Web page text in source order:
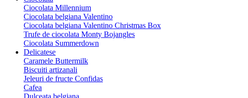
Ciocolata Millennium
Ciocolata belgiana Valentino
Ciocolata belgiana Valentino Christmas Box
Trufe de ciocolata Monty Bojangles
Ciocolata Summerdown
Delicatese
Caramele Buttermilk
Biscuiti artizanali
Jeleuri de fructe Confidas
Cafea
Dulceata belgiana